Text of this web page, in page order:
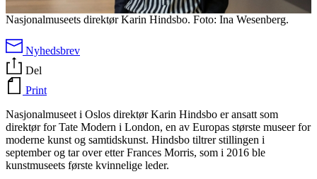
Nasjonalmuseets direktør Karin Hindsbo. Foto: Ina Wesenberg.
Nyhedsbrev
Del
Print
Nasjonalmuseet i Oslos direktør Karin Hindsbo er ansatt som
direktør for Tate Modern i London, en av Europas største museer for
moderne kunst og samtidskunst. Hindsbo tiltrer stillingen i
september og tar over etter Frances Morris, som i 2016 ble
kunstmuseets første kvinnelige leder.